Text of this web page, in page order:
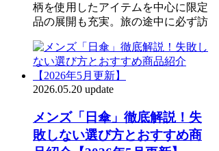
柄を使用したアイテムを中心に限定
品の展開も充実。旅の途中に必ず訪
2026.05.20 update
メンズ「日傘」徹底解説！失
敗しない選び方とおすすめ商